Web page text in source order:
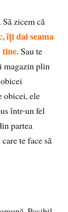
zicem că
îți dai seama
tine.Sau te
magazin plin
obicei, ele
într-un fel
partea
te face să